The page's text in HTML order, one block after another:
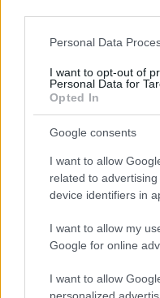
Please note that this
not limited to your visit or
grant or deny consent to
use your data for below
Personal Data
I want to opt-out of
Personal Data for
Opted In
Google consents
I want to allow
related to
device identifiers in
I want to allow my
Google for online
I want to allow
Išči:
Zadnje objave
Rogla bo gostila
avtomehanikov!
Celično dihanje –
Najboljši vrtni stroji
Kam na izlet v Posočju?
delajo namesto vas